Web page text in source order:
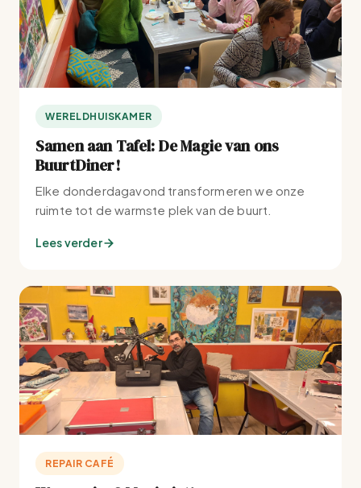
WERELDHUISKAMER
Samen aan Tafel: De Magie van ons
BuurtDiner!
Elke donderdagavond transformeren we onze
ruimte tot de warmste plek van de buurt.
Lees verder
REPAIR CAFÉ